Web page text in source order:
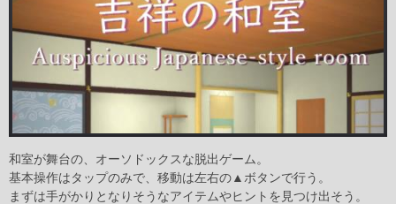
和室が舞台の、オーソドックスな脱出ゲーム。
基本操作はタップのみで、移動は左右の▲ボタンで行う。
まずは手がかりとなりそうなアイテムやヒントを見つけ出そう。